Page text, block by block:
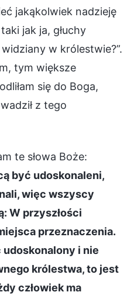
jakąkolwiek nadzieję
jak ja, głuchy
w królestwie?”.
tym większe
się do Boga,
z tego
te słowa Boże:
być udoskonaleni,
więc wszyscy
W przyszłości
przeznaczenia.
i nie
królestwa, to jest
człowiek ma